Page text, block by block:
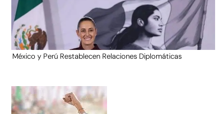
México y Perú Restablecen Relaciones Diplomáticas